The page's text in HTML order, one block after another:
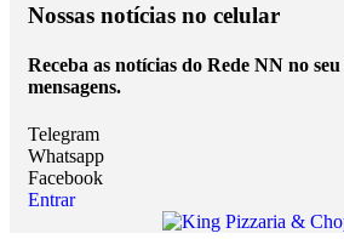
Nossas notícias no celular
Receba as notícias do Rede NN no
mensagens.
Telegram
Whatsapp
Facebook
Entrar